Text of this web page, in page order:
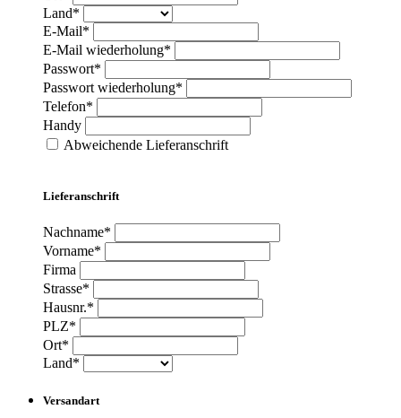
Land*
E-Mail*
E-Mail wiederholung*
Passwort*
Passwort wiederholung*
Telefon*
Handy
Abweichende Lieferanschrift
Lieferanschrift
Nachname*
Vorname*
Firma
Strasse*
Hausnr.*
PLZ*
Ort*
Land*
Versandart